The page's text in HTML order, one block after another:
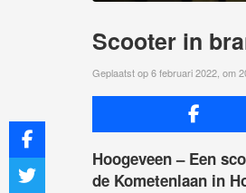
Scooter in
Geplaatst op 6 februari 2022, om
Hoogeveen – Een
de Kometenlaan in